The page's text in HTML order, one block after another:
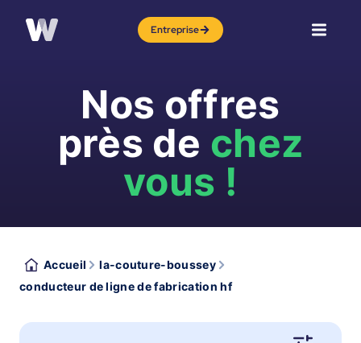
Entreprise
Nos offres
près de chez
vous !
Accueil
la-couture-boussey
conducteur de ligne de fabrication hf